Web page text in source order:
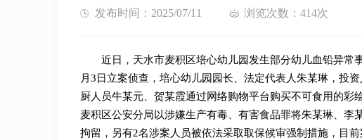
发布时间：2025/07/11 浏览次数：414次
近日，天水市麦积区培心幼儿园发生部分幼儿血铅异常
月3日立案侦查，培心幼儿园园长、法定代表人朱某琳，投
厨人员牛某元、贺某霞通过网络购物平台购买不可食用的彩
麦积区公安分局以涉嫌生产有毒、有害食品罪将朱某琳、
拘留，另有2名涉案人员被依法采取取保候审强制措施，目前